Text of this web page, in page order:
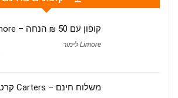
קופון עם 50 ₪ הנחה – Limore לימור
Limore לימור
משלוח חינם – Carters קרטרס